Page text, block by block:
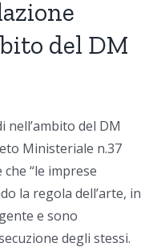
del DM
nell’ambito del DM
Ministeriale n.37
“le imprese
la regola dell’arte, in
e sono
degli stessi.